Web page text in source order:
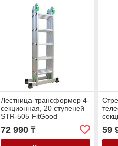
Лестница-трансформер 4-
секционная, 20 ступеней
STR-505 FitGood
72 990₸ 59